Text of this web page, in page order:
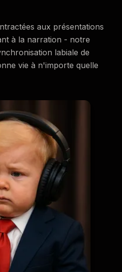
aux présentations
à la narration - notre
labiale de
vie à n'importe quelle